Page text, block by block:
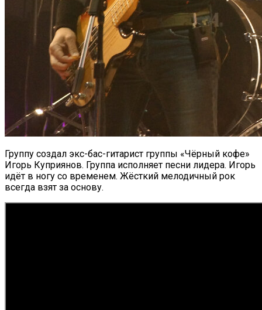
Группу создал экс-бас-гитарист группы «Чёрный кофе»
Игорь Куприянов. Группа исполняет песни лидера. Игорь
идёт в ногу со временем. Жёсткий мелодичный рок
всегда взят за основу.